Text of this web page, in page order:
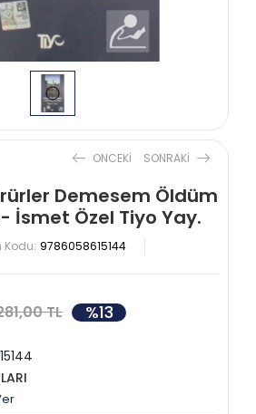
ONCEKI SONRAKI
Demesem Öldüm
İsmet Özel Tiyo Yay.
Kodu: 9786058615144
TL %13